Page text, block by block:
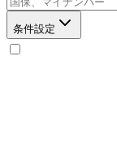
条件設定